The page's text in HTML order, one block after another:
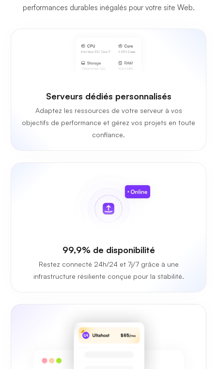
performances durables inégalés pour votre site Web.
Serveurs dédiés personnalisés
Adaptez les ressources de votre serveur à vos
objectifs de performance et gérez vos projets en toute
confiance.
99,9% de disponibilité
Restez connecté 24h/24 et 7j/7 grâce à une
infrastructure résiliente conçue pour la stabilité.